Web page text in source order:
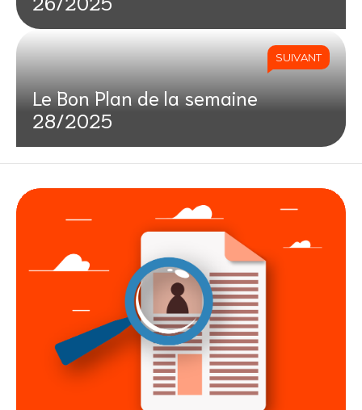
SUIVANT
Le Bon Plan de la semaine
28/2025